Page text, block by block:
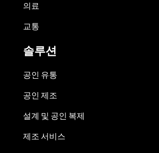
의료
교통
솔루션
공인 유통
공인 제조
설계 및 공인 복제
제조 서비스